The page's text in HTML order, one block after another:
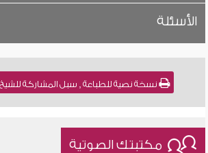
الأسئلة
نسخة نصية للطباعة , سبل المشاركة
مكتبتك الصوتية